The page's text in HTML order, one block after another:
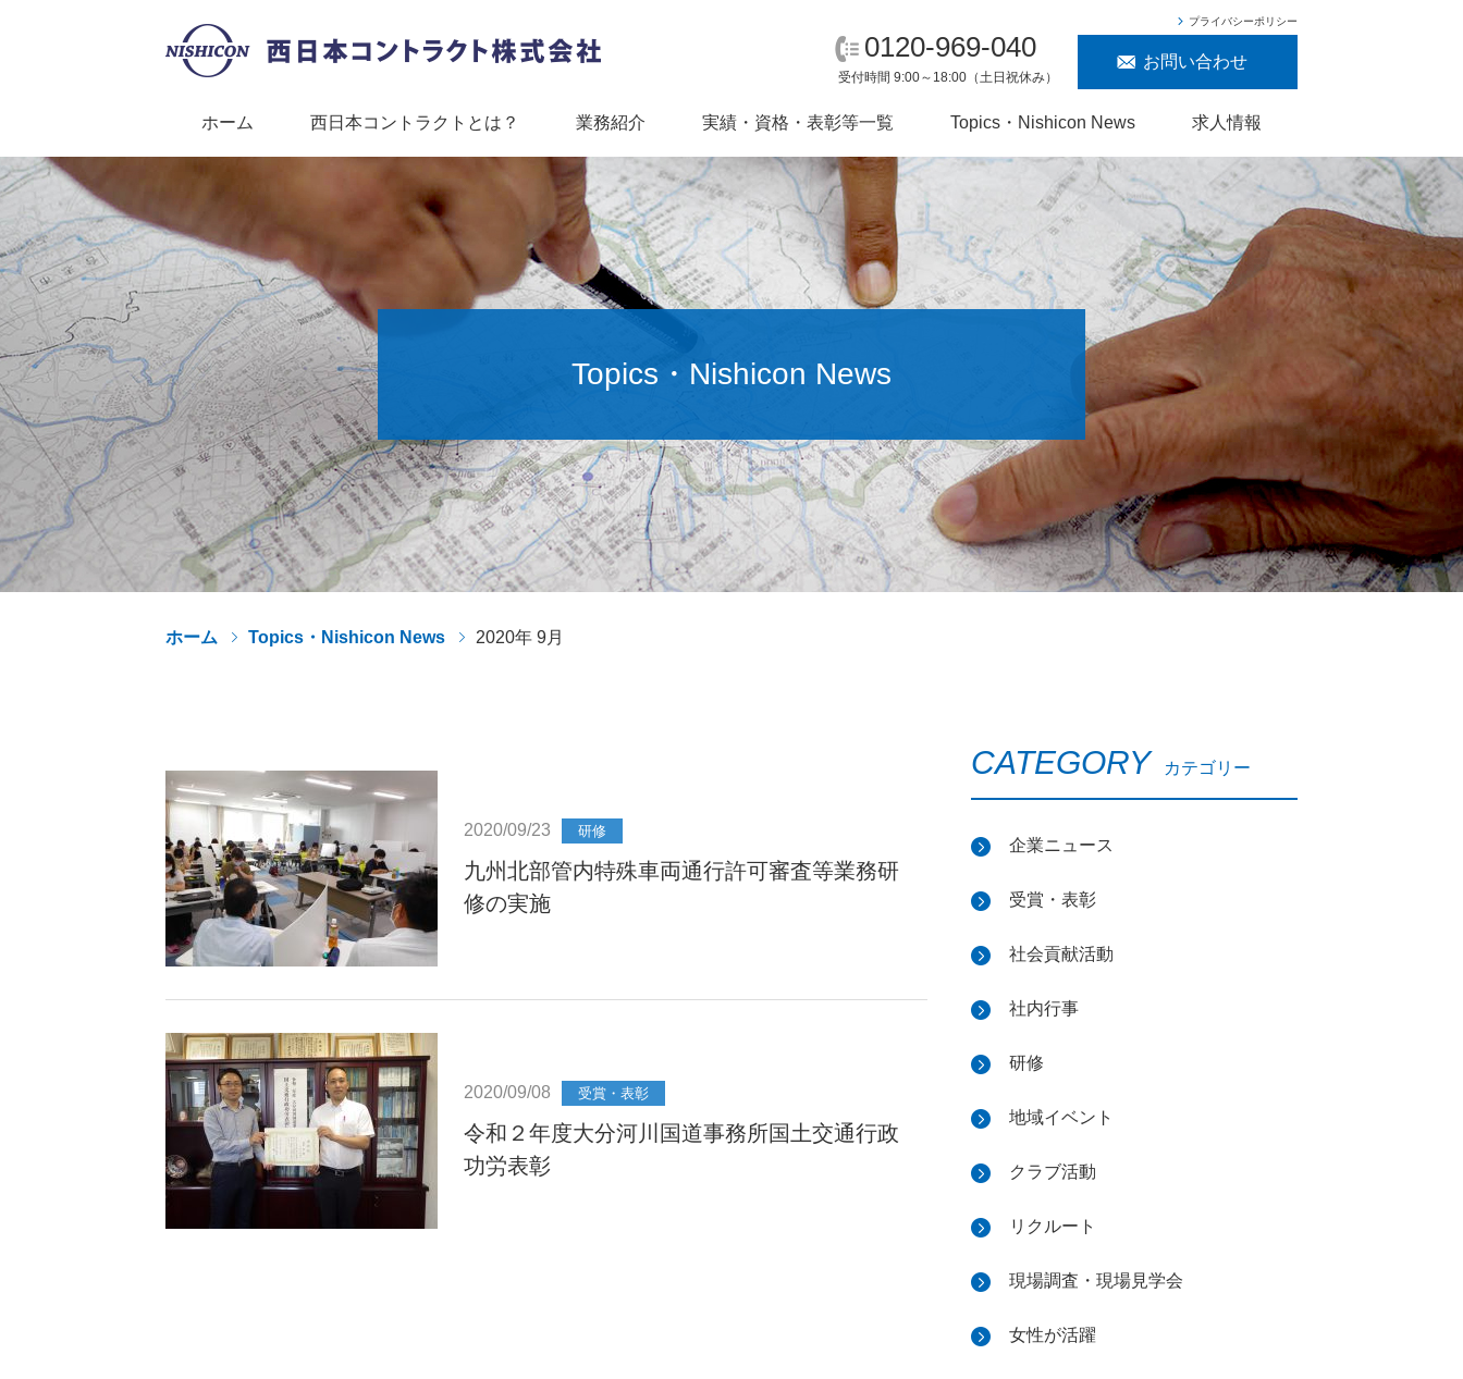
0120-969-040
受付時間 9:00～18:00（土日祝休み）
プライバシーポリシー
お問い合わせ
ホーム 西日本コントラクトとは？
西日本コントラクトとは？
社長挨拶 会社概要
業務紹介 実績・資格・表彰等一覧 Topics・Nishicon News 求人情報
Topics・Nishicon News
ホーム Topics・Nishicon News 2020年 9月
2020/09/23 研修
九州北部管内特殊車両通行許可審査等業務研
修の実施
2020/09/08 受賞・表彰
令和２年度大分河川国道事務所国土交通行政
功労表彰
CATEGORY カテゴリー
企業ニュース
受賞・表彰
社会貢献活動
社内行事
研修
地域イベント
クラブ活動
リクルート
現場調査・現場見学会
女性が活躍